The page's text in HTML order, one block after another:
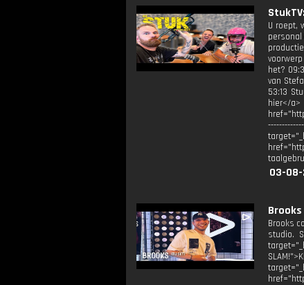
U roept,
personal
het?
van
53:13
hier</
03-08-
Brooks
Brooks
studio.